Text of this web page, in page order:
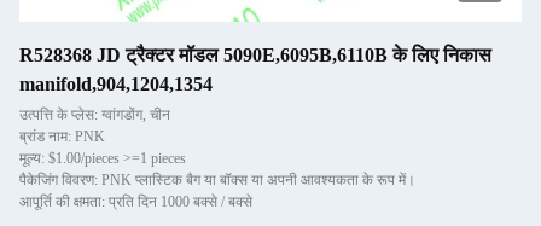
R528368 JD ट्रैक्टर मॉडल 5090E,6095B,6110B के लिए निकास
manifold,904,1204,1354
उत्पत्ति के प्लेस: ग्वांगडोंग, चीन
ब्रांड नाम: PNK
मूल्य: $1.00/pieces >=1 pieces
पैकेजिंग विवरण: PNK प्लास्टिक बैग या बॉक्स या अपनी आवश्यकता के रूप में।
आपूर्ति की क्षमता: प्रति दिन 1000 बक्से / बक्से